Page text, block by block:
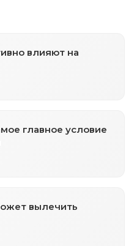
влияют на
главное условие
вылечить